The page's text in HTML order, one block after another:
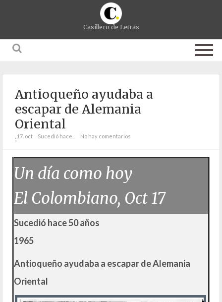
Casillero de Letras
Antioqueño ayudaba a
escapar de Alemania
Oriental
;17. oct Sucedió hace... No hay comentarios
Un día como hoy
El Colombiano, Oct 17
Sucedió hace 50 años
1965
Antioqueño ayudaba a escapar de Alemania
Oriental